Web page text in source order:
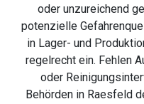
oder unzureichend
potenzielle
in Lager- und
regelrecht ein. Fehlen
oder
Behörden in Raesfeld